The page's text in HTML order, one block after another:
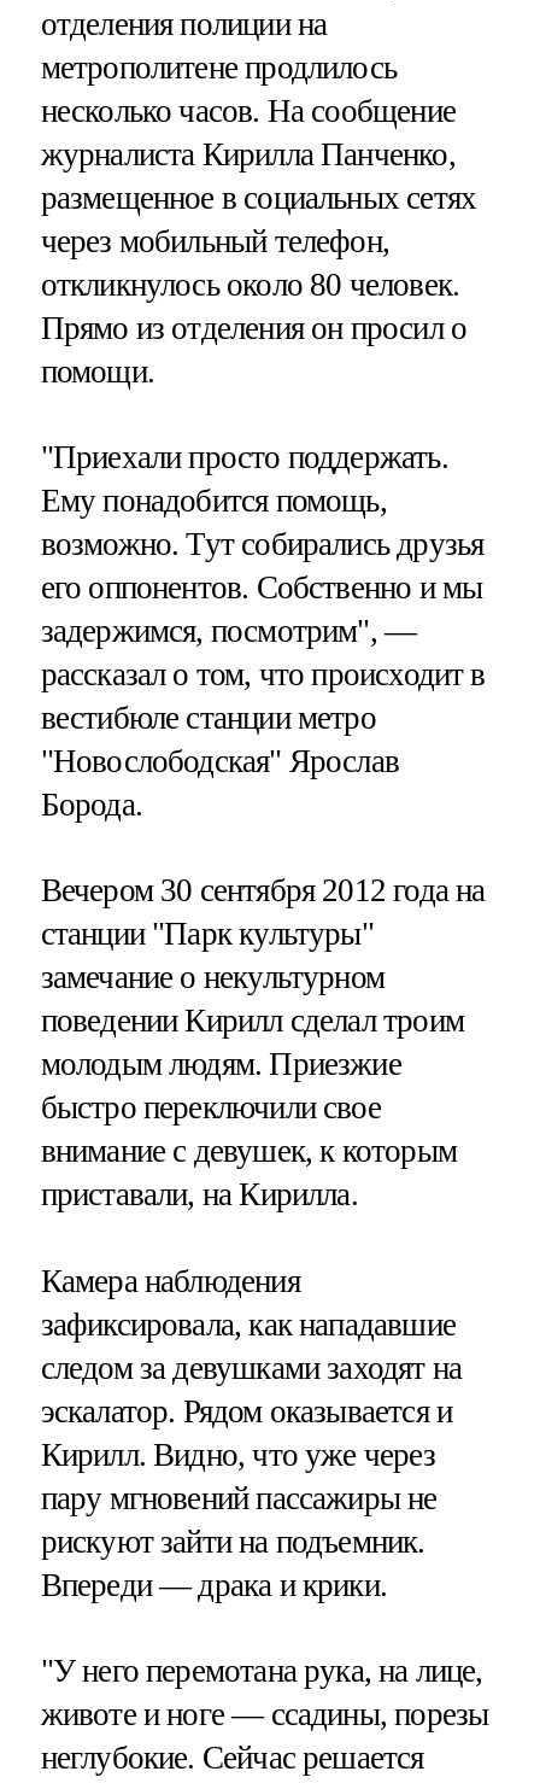
отделения полиции на
метрополитене продлилось
несколько часов. На сообщение
журналиста Кирилла Панченко,
размещенное в социальных сетях
через мобильный телефон,
откликнулось около 80 человек.
Прямо из отделения он просил о
помощи.
"Приехали просто поддержать.
Ему понадобится помощь,
возможно. Тут собирались друзья
его оппонентов. Собственно и мы
задержимся, посмотрим", —
рассказал о том, что происходит в
вестибюле станции метро
"Новослободская" Ярослав
Борода.
Вечером 30 сентября 2012 года на
станции "Парк культуры"
замечание о некультурном
поведении Кирилл сделал троим
молодым людям. Приезжие
быстро переключили свое
внимание с девушек, к которым
приставали, на Кирилла.
Камера наблюдения
зафиксировала, как нападавшие
следом за девушками заходят на
эскалатор. Рядом оказывается и
Кирилл. Видно, что уже через
пару мгновений пассажиры не
рискуют зайти на подъемник.
Впереди — драка и крики.
"У него перемотана рука, на лице,
животе и ноге — ссадины, порезы
неглубокие. Сейчас решается